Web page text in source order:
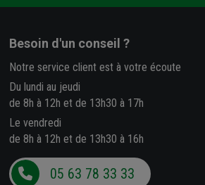
Besoin d'un conseil ?
Notre service client est à votre écoute
Du lundi au jeudi
de 8h à 12h et de 13h30 à 17h
Le vendredi
de 8h à 12h et de 13h30 à 16h
05 63 78 33 33